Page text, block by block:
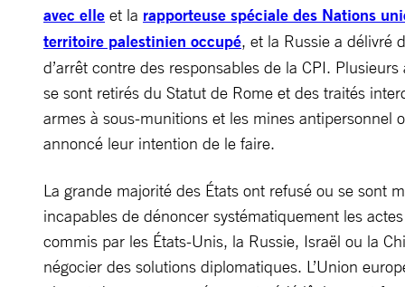
avec elle et la rapporteuse spéciale des Nations
territoire palestinien occupé, et la Russie a délivré
d’arrêt contre des responsables de la CPI. Plusieurs
se sont retirés du Statut de Rome et des traités
armes à sous-munitions et les mines antipersonnel
annoncé leur intention de le faire.
La grande majorité des États ont refusé ou se sont
incapables de dénoncer systématiquement les
commis par les États-Unis, la Russie, Israël ou la
négocier des solutions diplomatiques. L’Union